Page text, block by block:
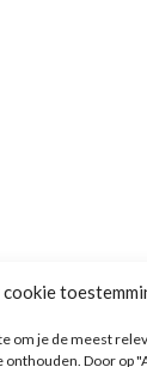
cookie
om je de meest
Door op